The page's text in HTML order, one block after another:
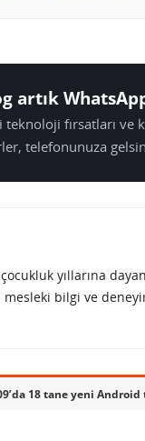
artık
fırsatları ve
telefonunuza
yıllarına
bilgi ve
18 tane yeni